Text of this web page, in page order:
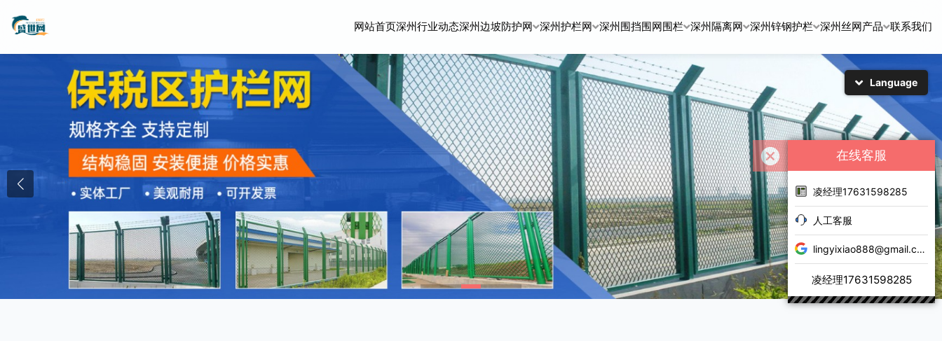
网站首页深州行业动态深州边坡防护网 深州护栏网 深州围挡围网围栏 深州隔离网 深州锌钢护栏 深州丝网产品 联系我们
在线客服
凌经理17631598285
人工客服
lingyixiao888@gmail.com
凌经理17631598285
Language
简体中文
English
日本語
한국어